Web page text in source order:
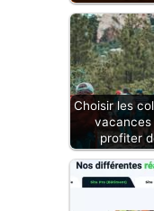
Choisir les
vacances
profiter